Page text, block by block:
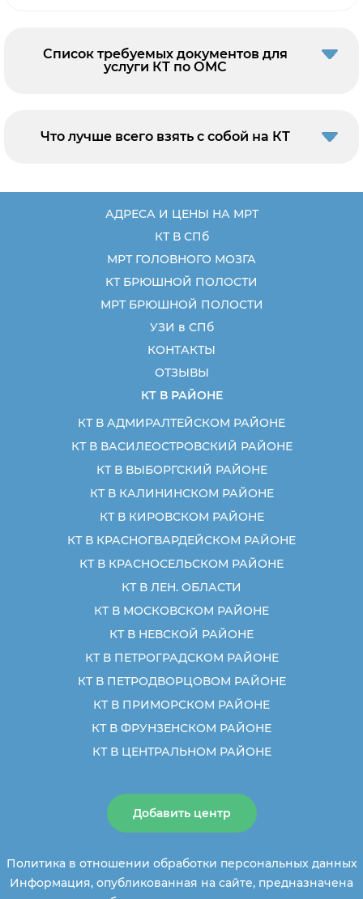
Список требуемых документов для
услуги КТ по ОМС
Что лучше всего взять с собой на КТ
АДРЕСА И ЦЕНЫ НА МРТ
КТ В СПб
МРТ ГОЛОВНОГО МОЗГА
КТ БРЮШНОЙ ПОЛОСТИ
МРТ БРЮШНОЙ ПОЛОСТИ
УЗИ в СПб
КОНТАКТЫ
ОТЗЫВЫ
КТ В РАЙОНЕ
КТ В АДМИРАЛТЕЙСКОМ РАЙОНЕ
КТ В ВАСИЛЕОСТРОВСКИЙ РАЙОНЕ
КТ В ВЫБОРГСКИЙ РАЙОНЕ
КТ В КАЛИНИНСКОМ РАЙОНЕ
КТ В КИРОВСКОМ РАЙОНЕ
КТ В КРАСНОГВАРДЕЙСКОМ РАЙОНЕ
КТ В КРАСНОСЕЛЬСКОМ РАЙОНЕ
КТ В ЛЕН. ОБЛАСТИ
КТ В МОСКОВСКОМ РАЙОНЕ
КТ В НЕВСКОЙ РАЙОНЕ
КТ В ПЕТРОГРАДСКОМ РАЙОНЕ
КТ В ПЕТРОДВОРЦОВОМ РАЙОНЕ
КТ В ПРИМОРСКОМ РАЙОНЕ
КТ В ФРУНЗЕНСКОМ РАЙОНЕ
КТ В ЦЕНТРАЛЬНОМ РАЙОНЕ
Добавить центр
Политика в отношении обработки персональных данных
Информация, опубликованная на сайте, предназначена